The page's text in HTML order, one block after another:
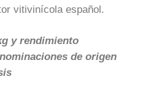
vitivinícola español.
y rendimiento
de origen